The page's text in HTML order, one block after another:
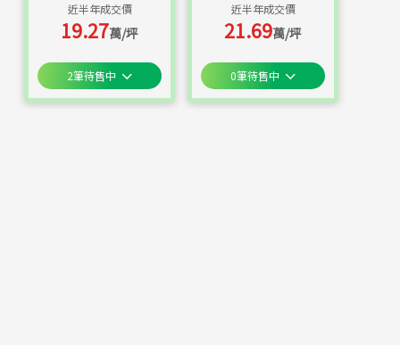
近半年成交價
19.27萬/坪
2筆待售中
近半年成交價
21.69萬/坪
0筆待售中